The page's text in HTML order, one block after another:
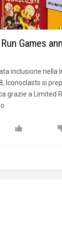
Games
inclusione nella
Iconoclasts si
grazie a Limited